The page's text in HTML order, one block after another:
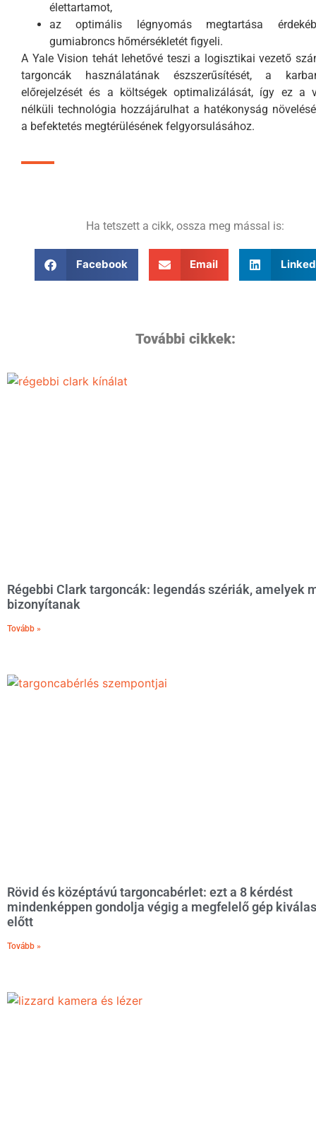
élettartamot,
az optimális légnyomás megtartása
gumiabroncs hőmérsékletét figyeli.
A Yale Vision tehát lehetővé teszi a logisztikai vezető
targoncák használatának észszerűsítését, a
előrejelzését és a költségek optimalizálását, így ez a
nélküli technológia hozzájárulhat a hatékonyság
a befektetés megtérülésének felgyorsulásához.
Ha tetszett a cikk, ossza meg mással is:
Facebook Email
További cikkek:
Régebbi Clark targoncák: legendás szériák, amelyek
bizonyítanak
Tovább »
Rövid és középtávú targoncabérlet: ezt a 8 kérdést
mindenképpen gondolja végig a megfelelő gép
előtt
Tovább »